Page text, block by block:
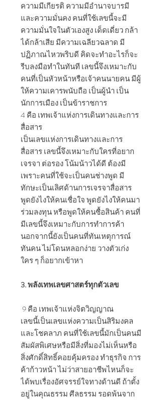
ความมีเกียรติ ความมีอำนาจบารมี
และความมั่นคง คนที่ใช้เลขนี้จะมี
ความมั่นใจในตัวเองสูง เด็ดเดี่ยว กล้า
ได้กล้าเสีย มีความเฉลียวฉลาด มี
ปฏิภาณไหวพริบดี คิดจะทำอะไรก็จะ
รีบลงมือทำในทันที เลขนี้จึงเหมาะกับ
คนที่เป็นหัวหน้าหรือเจ้าคนนายคน มีผู้
ให้ความเคารพนับถือ เป็นผู้นำ เป็น
นักการเมือง เป็นข้าราชการ
4 คือ เทพเจ้าแห่งการเดินทางและการ
สื่อสาร
เป็นเลขแห่งการเดินทางและการ
สื่อสาร เลขนี้จึงเหมาะกับใครที่อยาก
เจรจา ต่อรอง โน้มน้าวได้ดี ต้องมี
เพราะคนที่ใช้จะเป็นคนช่างพูด มี
ทักษะเป็นเลิศด้านการเจรจาสื่อสาร
พูดยังไงให้คนเชื่อใจ พูดยังไงให้คนมา
ร่วมลงทุน หรือพูดให้คนซื้อสินค้า คนที่
มีเลขนี้จึงเหมาะกับการทำการค้า
นอกจากนี้ยังเป็นคนที่ทันเหตุการณ์
ทันคน ไม่โดนหลอกง่าย วางตัวเก่ง
ใคร ๆ ก็อยากเข้าหา
3. พลังเทพเลขศาสตร์ทุกตัวเลข
9 คือ เทพเจ้าแห่งจิตวิญญาณ
เลขนี้เป็นเลขแห่งความเป็นสิริมงคล
และโชคลาภ คนที่ใช้เลขนี้มักเป็นคนมี
สัมผัสพิเศษหรือมีสิ่งที่มองไม่เห็นหรือ
สิ่งศักดิ์สิทธิ์คอยคุ้มครอง ทำธุรกิจ การ
ค้าก้าวหน้า ไม่ว่าสายอาชีพไหนก็จะ
ได้พบเรื่องอัศจรรย์ใจทางด้านดี ถ้าตั้ง
อยู่ในคุณธรรม ศีลธรรม รอดพ้นจาก